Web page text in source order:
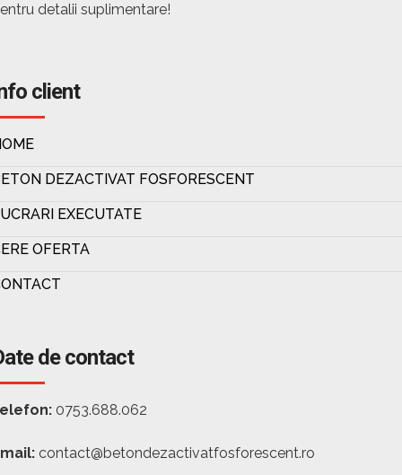
detalii suplimentare!
client
DEZACTIVAT FOSFORESCENT
EXECUTATE
OFERTA
de contact
0753.688.062
contact@betondezactivatfosforescent.ro